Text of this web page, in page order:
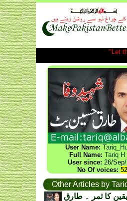
"Let
User Name:
Full Name: Tariq
User since: 26/
No Of voices:
Other Articles by
کا ثمر ۔ طارق